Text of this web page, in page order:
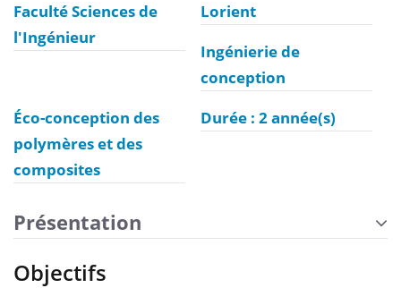
Faculté Sciences de
l'Ingénieur
Lorient
Ingénierie de
conception
Éco-conception des
polymères et des
composites
Durée : 2 année(s)
Présentation
Objectifs